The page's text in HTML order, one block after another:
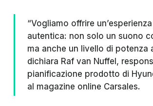
“Vogliamo offrire
autentica: non solo un suono
ma anche un livello di potenza
dichiara Raf van Nuffel,
pianificazione prodotto di
al magazine online Carsales.